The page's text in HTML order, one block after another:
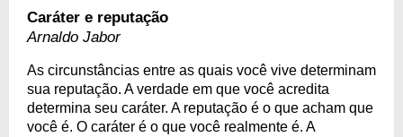
Caráter e reputação
Arnaldo Jabor
As circunstâncias entre as quais você vive determinam
sua reputação. A verdade em que você acredita
determina seu caráter. A reputação é o que acham que
você é. O caráter é o que você realmente é. A